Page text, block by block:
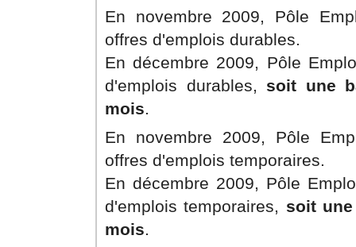
En novembre 2009, Pôle
offres d'emplois durables.
En décembre 2009, Pôle
d'emplois durables, soit une
mois.
En novembre 2009, Pôle
offres d'emplois temporaires.
En décembre 2009, Pôle
d'emplois temporaires, soit
mois.